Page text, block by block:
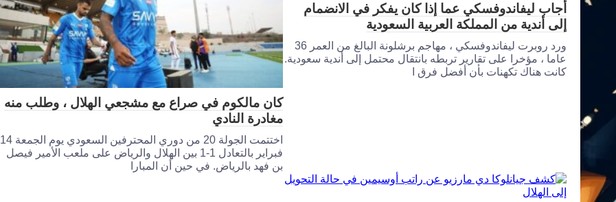
أجاب ليفاندوفسكي عما إذا كان يفكر في الانضمام
إلى أندية من المملكة العربية السعودية
ورد روبرت ليفاندوفسكي ، مهاجم برشلونة البالغ من العمر 36
عاما ، مؤخرا على تقارير تربطه بانتقال محتمل إلى أندية سعودية.
كانت هناك تكهنات بأن أفضل فرق ا
كان مالكوم في صراع مع مشجعي الهلال ، وطلب منه
مغادرة النادي
اختتمت الجولة 20 من دوري المحترفين السعودي يوم الجمعة 14
فبراير بالتعادل 1-1 بين الهلال والرياض على ملعب الأمير فيصل
بن فهد بالرياض. في حين أن المبارا